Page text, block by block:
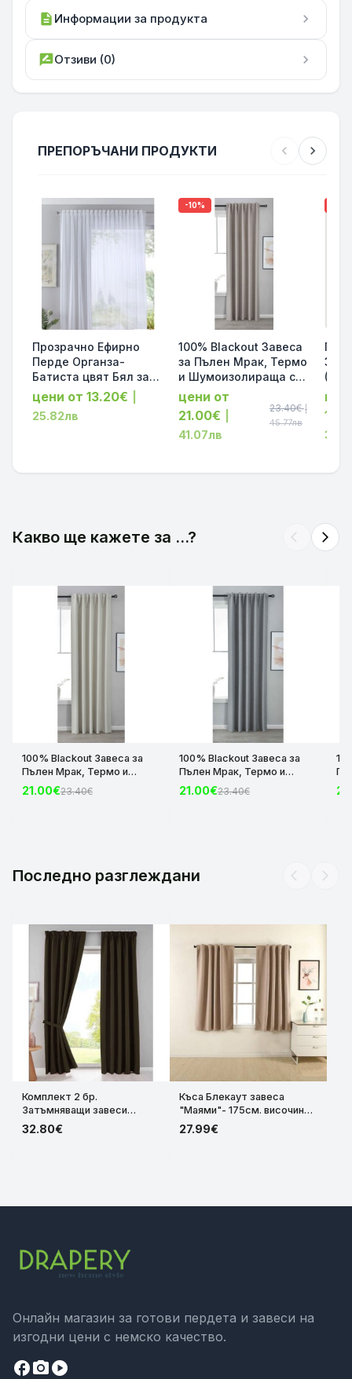
description Информации за продукта chevron_right
rate_reviewОтзиви (0) chevron_right
ПРЕПОРЪЧАНИ ПРОДУКТИ chevron_left chevron_right
Прозрачно Ефирно
Перде Органза-
Батиста цвят Бял за
Релса и Тръбен
Корниз 245х140 и
245х300 код-61500
цени от 13.20€
25.82лв
-10%
100% Blackout Завеса
за Пълен Мрак, Термо
и Шумоизолираща с
коланче цвят Таупе,
175х140 и 245х140 за
Релса и Корниз
код-2023600-012
цени от
21.00€
41.07лв
23.40€ |
45.77лв
Какво ще кажете за ...? arrow_back_ios arrow_forward_ios
100% Blackout Завеса за
Пълен Мрак, Термо и
Шумоизолираща с коланче
цвят Крем, 175х140 и
21.00€23.40€
100% Blackout Завеса за
Пълен Мрак, Термо и
Шумоизолираща с коланче
цвят Сив, 175х140 и
21.00€23.40€
Последно разглеждани arrow_back_ios arrow_forward_ios
Комплект 2 бр.
Затъмняващи завеси
Blackout–Термо и
Шумоизолиращи, Цвят
32.80€
Къса Блекаут завеса
"Маями"- 175см. височина,
термо и шумоизолираща,
за релса и тръбен корниз,
27.99€
Онлайн магазин за готови пердета и завеси на
изгодни цени с немско качество.
facebookcamera_altplay_circle